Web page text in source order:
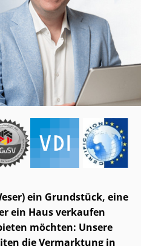
ein Grundstück, eine
ein Haus verkaufen
möchten: Unsere
die Vermarktung in